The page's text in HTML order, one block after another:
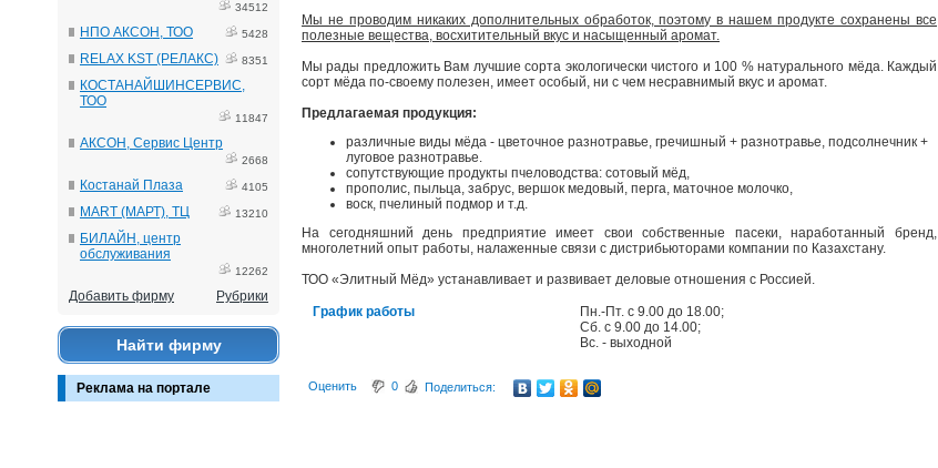
34512
НПО АКСОН, ТОО 5428
RELAX KST (РЕЛАКС) 8351
КОСТАНАЙШИНСЕРВИС,
ТОО
11847
АКСОН, Сервис Центр
2668
Костанай Плаза 4105
MART (МАРТ), ТЦ 13210
БИЛАЙН, центр
обслуживания
12262
Добавить фирму Рубрики
Найти фирму
Реклама на портале
Мы не проводим никаких дополнительных обработок, поэтому в нашем продукте сохранены все
полезные вещества, восхитительный вкус и насыщенный аромат.
Мы рады предложить Вам лучшие сорта экологически чистого и 100 % натурального мёда. Каждый
сорт мёда по-своему полезен, имеет особый, ни с чем несравнимый вкус и аромат.
Предлагаемая продукция:
различные виды мёда - цветочное разнотравье, гречишный + разнотравье, подсолнечник +
луговое разнотравье.
сопутствующие продукты пчеловодства: сотовый мёд,
прополис, пыльца, забрус, вершок медовый, перга, маточное молочко,
воск, пчелиный подмор и т.д.
На сегодняшний день предприятие имеет свои собственные пасеки, наработанный бренд,
многолетний опыт работы, налаженные связи с дистрибьюторами компании по Казахстану.
ТОО «Элитный Мёд» устанавливает и развивает деловые отношения с Россией.
График работы
Пн.-Пт. с 9.00 до 18.00;
Сб. с 9.00 до 14.00;
Вс. - выходной
Оценить 0 Поделиться: